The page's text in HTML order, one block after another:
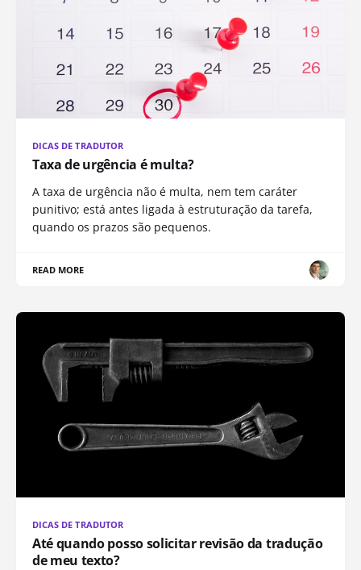
DICAS DE TRADUTOR
Taxa de urgência é multa?
A taxa de urgência não é multa, nem tem caráter
punitivo; está antes ligada à estruturação da tarefa,
quando os prazos são pequenos.
READ MORE
DICAS DE TRADUTOR
Até quando posso solicitar revisão da tradução
de meu texto?